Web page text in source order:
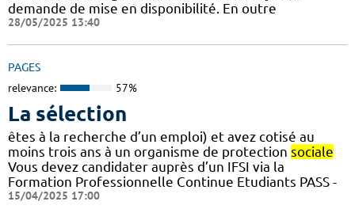
demande de mise en disponibilité. En outre
28/05/2025 13:40
PAGES
relevance: 57%
La sélection
êtes à la recherche d’un emploi) et avez cotisé au
moins trois ans à un organisme de protection sociale
Vous devez candidater auprès d’un IFSI via la
Formation Professionnelle Continue Etudiants PASS -
15/04/2025 17:00